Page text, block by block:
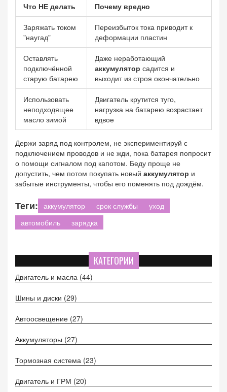
Что НЕ делать Почему вредно
Заряжать током
"наугад"
Переизбыток тока приводит к
деформации пластин
Оставлять
подключённой
старую батарею
Даже неработающий
аккумулятор садится и
выходит из строя окончательно
Использовать
неподходящее
масло зимой
Двигатель крутится туго,
нагрузка на батарею возрастает
вдвое
Держи заряд под контролем, не экспериментируй с
подключением проводов и не жди, пока батарея попросит
о помощи сигналом под капотом. Беду проще не
допустить, чем потом покупать новый аккумулятор и
забытые инструменты, чтобы его поменять под дождём.
Теги: аккумулятор срок службы
уход
автомобиль
зарядка
КАТЕГОРИИ
Двигатель и масла (44)
Шины и диски (29)
Автоосвещение (27)
Аккумуляторы (27)
Тормозная система (23)
Двигатель и ГРМ (20)